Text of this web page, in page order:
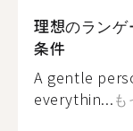
理想のラン
条件
A gentle
everythin...